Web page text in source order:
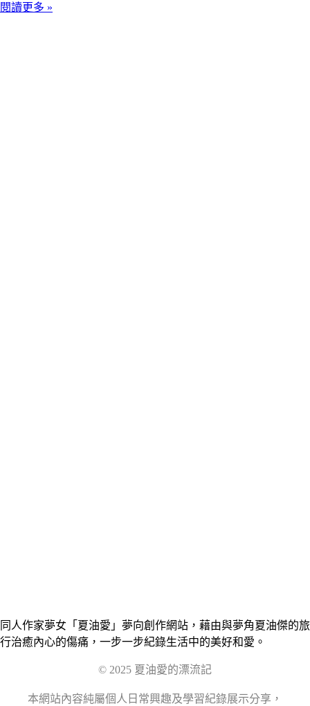
閱讀更多 »
同人作家夢女「夏油愛」夢向創作網站，藉由與夢角夏油傑的旅
行治癒內心的傷痛，一步一步紀錄生活中的美好和愛。
© 2025 夏油愛的漂流記
本網站內容純屬個人日常興趣及學習紀錄展示分享，